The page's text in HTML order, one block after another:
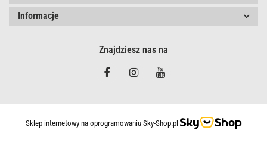
Informacje
Znajdziesz nas na
Sklep internetowy na oprogramowaniu Sky-Shop.pl